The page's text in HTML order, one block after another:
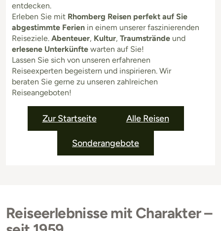
entdecken.
Erleben Sie mit Rhomberg Reisen perfekt auf Sie
abgestimmte Ferien in einem unserer faszinierenden
Reiseziele. Abenteuer, Kultur, Traumstrände und
erlesene Unterkünfte warten auf Sie!
Lassen Sie sich von unseren erfahrenen
Reiseexperten begeistern und inspirieren. Wir
beraten Sie gerne zu unseren zahlreichen
Reiseangeboten!
Zur Startseite Alle Reisen
Sonderangebote
Reiseerlebnisse mit Charakter –